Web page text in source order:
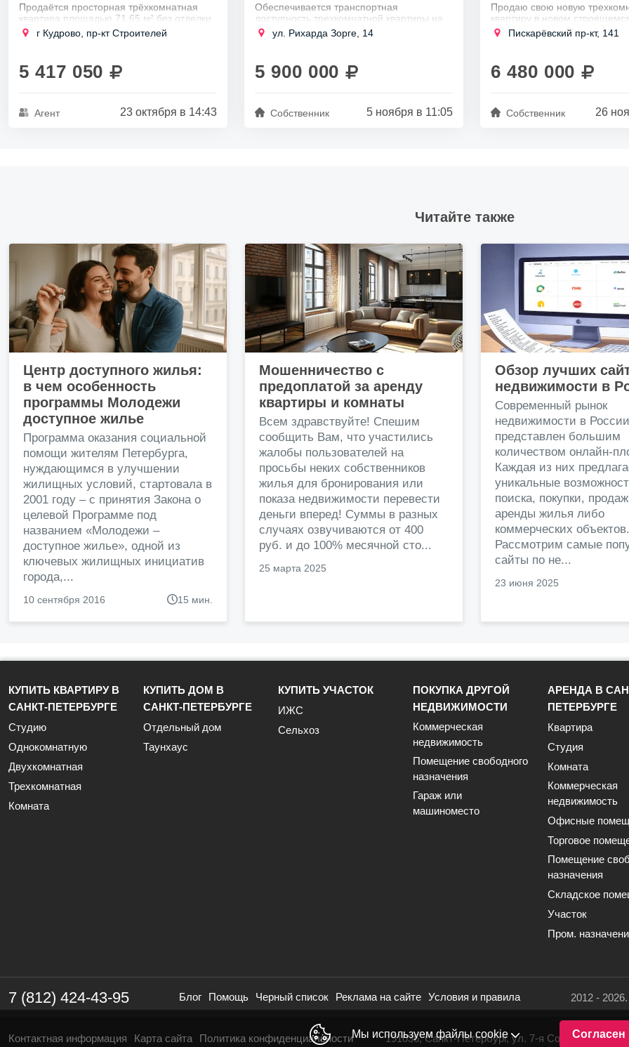
Продаётся просторная трёхкомнатная
квартира площадью 71.65 м² без отделки
в современном жилом комплексе
Геометрия. Этот проект от проверенного
г Кудрово, пр-кт Строителей
5 417 050
Агент 23 октября в 14:43
Обеспечивается транспортная
доступность трехкомнатной квартиры на
ул. Рихарда Зорге, 14:
Ближайшая станция метро: Удельная
Автобусные...
ул. Рихарда Зорге, 14
5 900 000
Собственник 5 ноября в 11:05
Продаю свою новую
квартиру в новом
Калининском районе в пешей
от станции метро
Пискарёвский пр-кт, 141
6 480 000
Собственник 26
Читайте также
Центр доступного жилья:
в чем особенность
программы Молодежи
доступное жилье
Программа оказания социальной
помощи жителям Петербурга,
нуждающимся в улучшении
жилищных условий, стартовала в
2001 году – с принятия Закона о
целевой Программе под
названием «Молодежи –
доступное жилье», одной из
ключевых жилищных инициатив
города,...
10 сентября 2016 15 мин.
Мошенничество с
предоплатой за аренду
квартиры и комнаты
Всем здравствуйте! Спешим
сообщить Вам, что участились
жалобы пользователей на
просьбы неких собственников
жилья для бронирования или
показа недвижимости перевести
деньги вперед! Суммы в разных
случаях озвучиваются от 400
руб. и до 100% месячной сто...
25 марта 2025
Обзор лучших
недвижимости в
Современный рынок
недвижимости в России
представлен большим
количеством онлайн-
Каждая из них
уникальные
поиска, покупки,
аренды жилья либо
коммерческих объектов.
Рассмотрим самые
сайты по не...
23 июня 2025
Мы используем файлы cookie Согласен
КУПИТЬ КВАРТИРУ В
САНКТ-ПЕТЕРБУРГЕ
Студию
Однокомнатную
Двухкомнатная
Трехкомнатная
Комната
КУПИТЬ ДОМ В
САНКТ-ПЕТЕРБУРГЕ
Отдельный дом
Таунхаус
КУПИТЬ УЧАСТОК
ИЖС
Сельхоз
ПОКУПКА ДРУГОЙ
НЕДВИЖИМОСТИ
Коммерческая
недвижимость
Помещение свободного
назначения
Гараж или
машиноместо
АРЕНДА В
ПЕТЕРБУРГЕ
Квартира
Студия
Комната
Коммерческая
недвижимость
Офисные
Торговое
Помещение
назначения
Складское
Участок
Пром.
7 (812) 424-43-95 Блог Помощь Черный список Реклама на сайте Условия и правила 2012 -
Контактная информация Карта сайта Политика конфиденциальности 191036, Санкт-Петербург, ул. 7-я Советская, 16